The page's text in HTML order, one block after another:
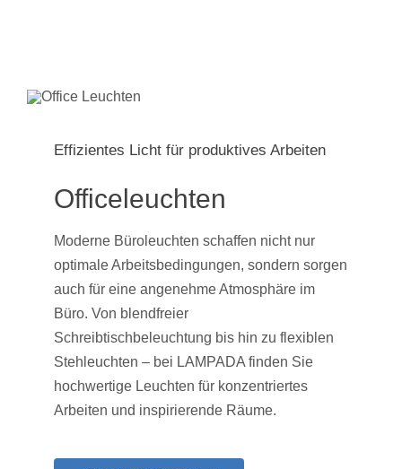
Effizientes Licht für produktives Arbeiten
Officeleuchten
Moderne Büroleuchten schaffen nicht nur
optimale Arbeitsbedingungen, sondern sorgen
auch für eine angenehme Atmosphäre im
Büro. Von blendfreier
Schreibtischbeleuchtung bis hin zu flexiblen
Stehleuchten – bei LAMPADA finden Sie
hochwertige Leuchten für konzentriertes
Arbeiten und inspirierende Räume.